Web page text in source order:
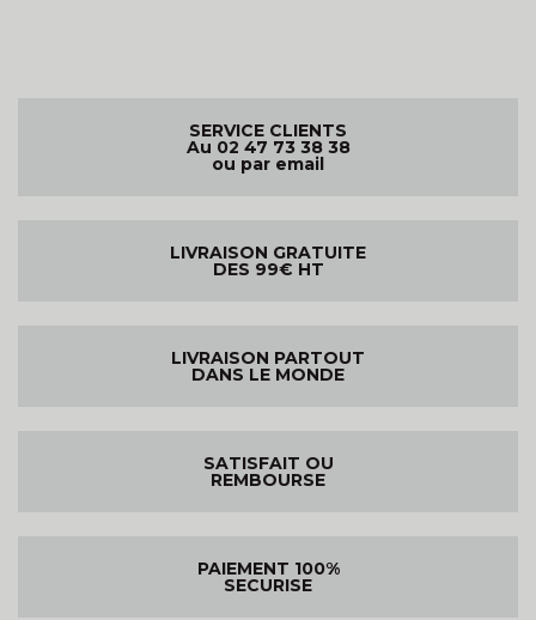
SERVICE CLIENTS
Au 02 47 73 38 38
ou par email
LIVRAISON GRATUITE
DES 99€ HT
LIVRAISON PARTOUT
DANS LE MONDE
SATISFAIT OU
REMBOURSE
PAIEMENT 100%
SECURISE